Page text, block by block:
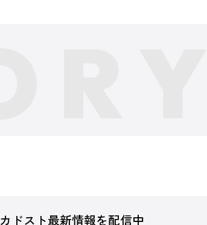
カドスト最新情報を配信中